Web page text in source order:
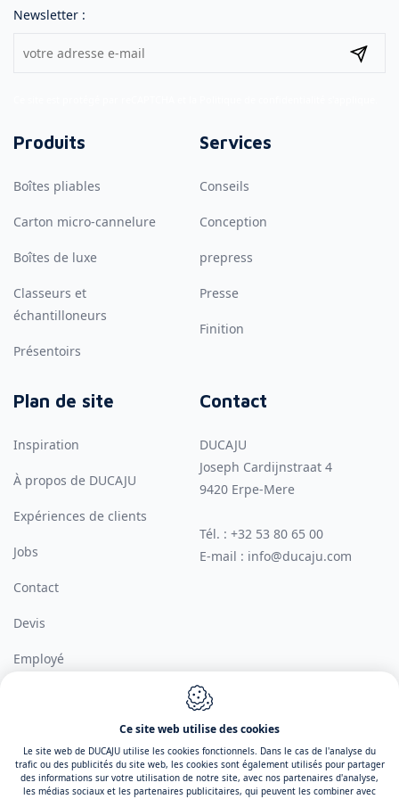
Newsletter :
Produits
Boîtes pliables
Carton micro-cannelure
Boîtes de luxe
Classeurs et
échantilloneurs
Présentoirs
Services
Conseils
Conception
prepress
Presse
Finition
Plan de site
Inspiration
À propos de DUCAJU
Expériences de clients
Jobs
Contact
Devis
Employé
Contact
DUCAJU
Joseph Cardijnstraat 4
9420 Erpe-Mere
Tél. : +32 53 80 65 00
E-mail : info@ducaju.com
Conception du site web par IDcreation 2026
Cookie policy
Politique de confidentialité
Conditions generales de
vente
Sitemap
Ce site web utilise des cookies
Le site web de DUCAJU utilise les cookies fonctionnels. Dans le cas de l'analyse du
trafic ou des publicités du site web, les cookies sont également utilisés pour partager
des informations sur votre utilisation de notre site, avec nos partenaires d'analyse,
les médias sociaux et les partenaires publicitaires, qui peuvent les combiner avec